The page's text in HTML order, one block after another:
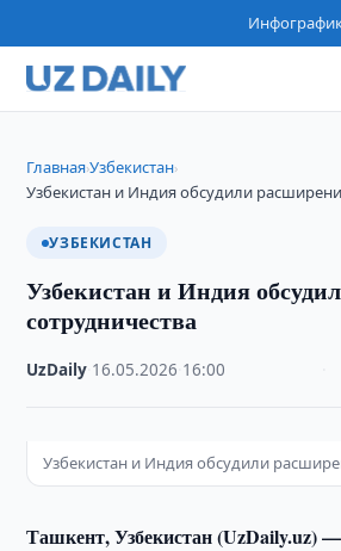
Главная›Узбекистан›
Узбекистан и Индия обсудили
УЗБЕКИСТАН
Узбекистан и Индия
сотрудничества
UzDaily 16.05.2026 16:00
Узбекистан и Индия обсудили
Ташкент, Узбекистан (UzDaily.uz) —